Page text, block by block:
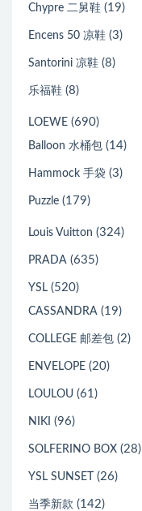
Chypre 二舅鞋 (19)
Encens 50 凉鞋 (3)
Santorini 凉鞋 (8)
乐福鞋 (8)
LOEWE (690)
Balloon 水桶包 (14)
Hammock 手袋 (3)
Puzzle (179)
Louis Vuitton (324)
PRADA (635)
YSL (520)
CASSANDRA (19)
COLLEGE 邮差包 (2)
ENVELOPE (20)
LOULOU (61)
NIKI (96)
SOLFERINO BOX (28)
YSL SUNSET (26)
当季新款 (142)